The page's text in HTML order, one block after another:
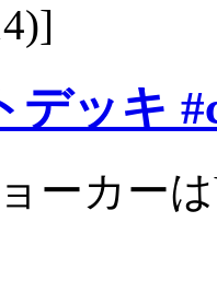
デッキ
ーカー